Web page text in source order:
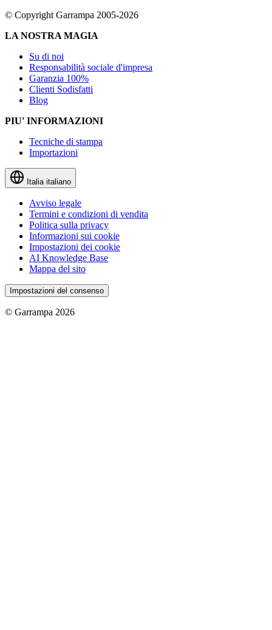
© Copyright Garrampa 2005-2026
LA NOSTRA MAGIA
Su di noi
Responsabilità sociale d'impresa
Garanzia 100%
Clienti Sodisfatti
Blog
PIU' INFORMAZIONI
Tecniche di stampa
Importazioni
Italia italiano
Avviso legale
Termini e condizioni di vendita
Politica sulla privacy
Informazioni sui cookie
Impostazioni dei cookie
AI Knowledge Base
Mappa del sito
Impostazioni del consenso
© Garrampa 2026